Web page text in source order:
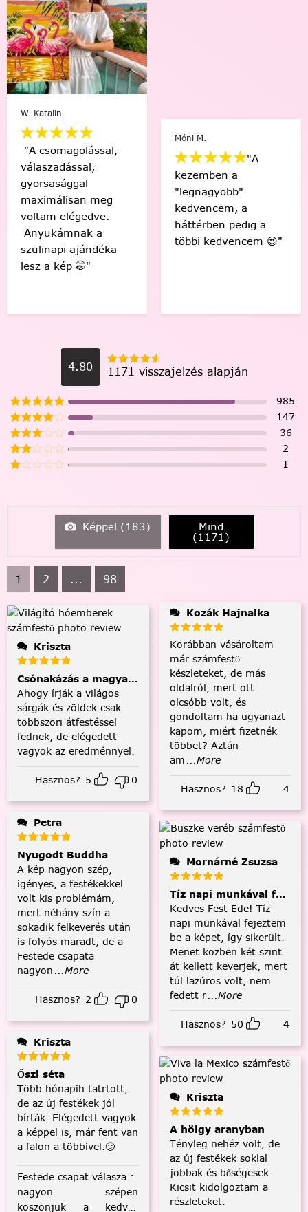
W. Katalin
"A csomagolással,
válaszadással,
gyorsasággal
maximálisan meg
voltam elégedve.
Anyukámnak a
szülinapi ajándéka
lesz a kép 🤭"
Móni M.
"A
kezemben a
"legnagyobb"
kedvencem, a
háttérben pedig a
többi kedvencem 😍"
4.80 1171 visszajelzés alapján
985
147
36
2
1
Képpel (183) Mind
(1171)
1 2 ... 98
Kriszta
Csónakázás a magyar tengeren
Ahogy írják a világos
sárgák és zöldek csak
többszöri átfestéssel
fednek, de elégedett
vagyok az eredménnyel.
Hasznos? 5 0
Petra
Nyugodt Buddha
A kép nagyon szép,
igényes, a festékekkel
volt kis problémám,
mert néhány szín a
sokadik felkeverés után
is folyós maradt, de a
Festede csapata
nagyon ...More
Hasznos? 2 0
Kriszta
Őszi séta
Több hónapih tatrtott,
de az új festékek jól
bírták. Elégedett vagyok
a képpel is, már fent van
a falon a többivel.🙂
Festede csapat válasza :
nagyon szépen
köszönjük a kedves
Kozák Hajnalka
Korábban vásároltam
már számfestő
készleteket, de más
oldalról, mert ott
olcsóbb volt, és
gondoltam ha ugyanazt
kapom, miért fizetnék
többet? Aztán
am ...More
Hasznos? 18 4
Mornárné Zsuzsa
Tíz napi munkával
Kedves Fest Ede! Tíz
napi munkával fejeztem
be a képet, így sikerült.
Menet közben két szint
át kellett keverjek, mert
túl lazúros volt, nem
fedett r...More
Hasznos? 50 4
Kriszta
A hölgy aranyban
Tényleg nehéz volt, de
az új festékek soklal
jobbak és bőségesek.
Kicsit kidolgoztam a
részleteket.